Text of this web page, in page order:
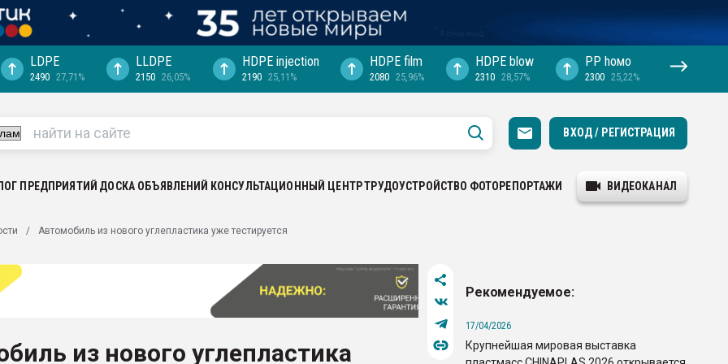
выходит на
рынке
LDPE
2490 27,71%
LLDPE
2150 26,05%
HDPE injection
2190 25,11%
HDPE film
2080 25,96%
HDPE blow
2310 28,57%
PP hомо
2300 25,22%
ВХОД / РЕГИСТРАЦИЯ
ПРЕДПРИЯТИЙ ДОСКА ОБЪЯВЛЕНИЙ КОНСУЛЬТАЦИОННЫЙ ЦЕНТРТРУДОУСТРОЙСТВО ФОТОРЕПОРТАЖИ ВИДЕОКАНАЛ
Автомобиль из нового углепластика уже тестируется
из нового углепластика
Рекомендуемое:
17/04/2026
Крупнейшая мировая выставка